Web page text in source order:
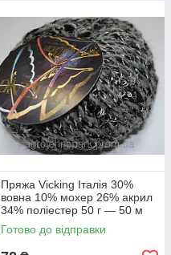
Пряжа Vicking Італія 30%
вовна 10% мохер 26% акрил
34% поліестер 50 г — 50 м
спиці 6-7 мм колір меланж
Готово до відправки